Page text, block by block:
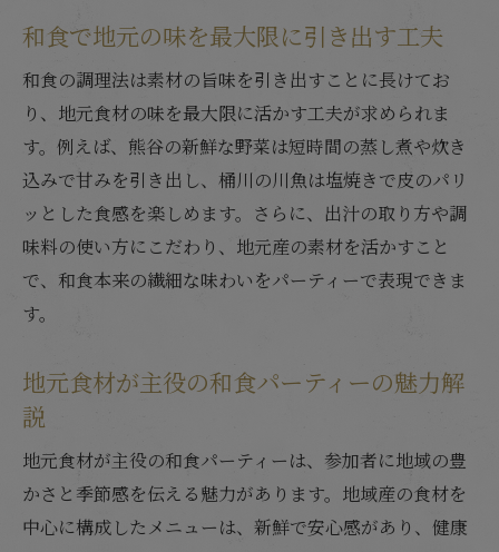
和食で地元の味を最大限に引き出す工夫
和食の調理法は素材の旨味を引き出すことに長けてお
り、地元食材の味を最大限に活かす工夫が求められま
す。例えば、熊谷の新鮮な野菜は短時間の蒸し煮や炊き
込みで甘みを引き出し、桶川の川魚は塩焼きで皮のパリ
ッとした食感を楽しめます。さらに、出汁の取り方や調
味料の使い方にこだわり、地元産の素材を活かすこと
で、和食本来の繊細な味わいをパーティーで表現できま
す。
地元食材が主役の和食パーティーの魅力解
説
地元食材が主役の和食パーティーは、参加者に地域の豊
かさと季節感を伝える魅力があります。地域産の食材を
中心に構成したメニューは、新鮮で安心感があり、健康